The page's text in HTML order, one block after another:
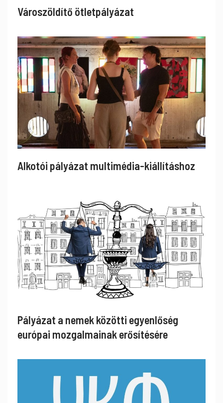
Városzöldítő ötletpályázat
Alkotói pályázat multimédia-kiállításhoz
Pályázat a nemek közötti egyenlőség
európai mozgalmainak erősítésére